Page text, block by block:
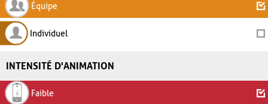
Équipe
Individuel
INTENSITÉ D'ANIMATION
Faible